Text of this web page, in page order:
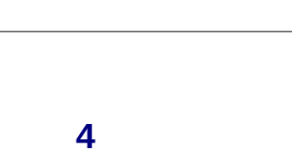
4